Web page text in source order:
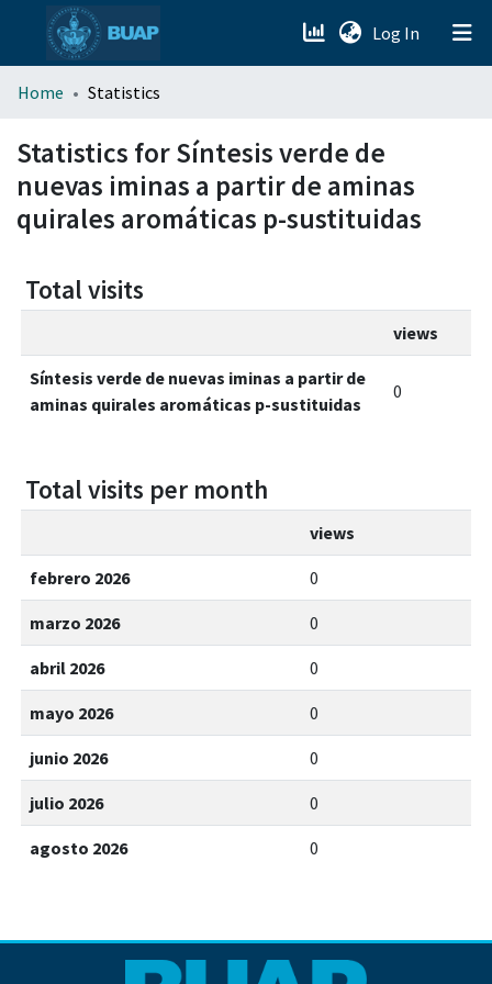
Log In (current)
menu.section.about_menu
All of DSpace
Home Statistics
Statistics for Síntesis verde de
nuevas iminas a partir de aminas
quirales aromáticas p-sustituidas
Total visits
views
Síntesis verde de nuevas iminas a partir de
aminas quirales aromáticas p-sustituidas
0
Total visits per month
views
febrero 2026 0
marzo 2026 0
abril 2026 0
mayo 2026 0
junio 2026 0
julio 2026 0
agosto 2026 0